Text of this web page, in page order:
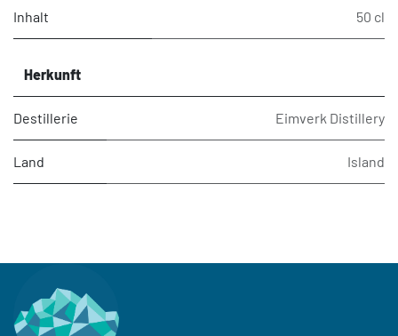
Inhalt 50 cl
Herkunft
Destillerie Eimverk Distillery
Land Island